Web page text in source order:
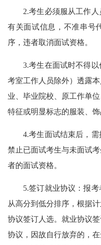
2.考生必须服从工作
有关面试信息，不准串号
序，违者取消面试资格。
3.考生在面试时不得
考室工作人员除外）透露
业、毕业院校、原工作单
特征或明显标志的服装、饰
4.考生面试结束后，需
禁止已面试考生与未面试
者的面试资格。
5.签订就业协议：报
从高分到低分排序，根据
协议签订人选。就业协议
协议，因故自行放弃的，